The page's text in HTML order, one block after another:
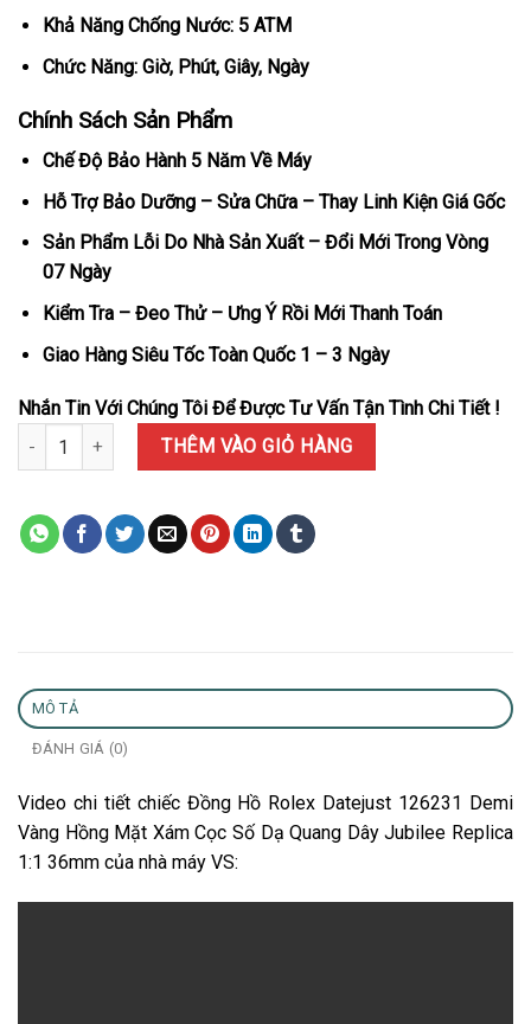
Khả Năng Chống Nước: 5 ATM
Chức Năng: Giờ, Phút, Giây, Ngày
Chính Sách Sản Phẩm
Chế Độ Bảo Hành 5 Năm Về Máy
Hỗ Trợ Bảo Dưỡng – Sửa Chữa – Thay Linh Kiện Giá Gốc
Sản Phẩm Lỗi Do Nhà Sản Xuất – Đổi Mới Trong Vòng
07 Ngày
Kiểm Tra – Đeo Thử – Ưng Ý Rồi Mới Thanh Toán
Giao Hàng Siêu Tốc Toàn Quốc 1 – 3 Ngày
Nhắn Tin Với Chúng Tôi Để Được Tư Vấn Tận Tình Chi Tiết !
Đồng Hồ Rolex Datejust 126231 Demi Vàng Hồng Mặt Xám Cọc
THÊM VÀO GIỎ HÀNG
MÔ TẢ
ĐÁNH GIÁ (0)
Video chi tiết chiếc Đồng Hồ Rolex Datejust 126231 Demi
Vàng Hồng Mặt Xám Cọc Số Dạ Quang Dây Jubilee Replica
1:1 36mm của nhà máy VS: